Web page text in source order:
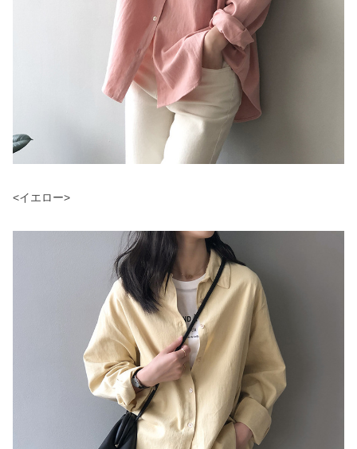
<イエロー>